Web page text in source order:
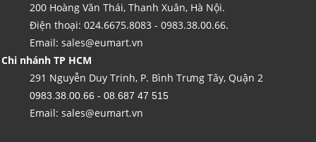
200 Hoàng Văn Thái, Thanh Xuân, Hà Nội.
Điện thoại: 024.6675.8083 - 0983.38.00.66.
Email: sales@eumart.vn
Chi nhánh TP HCM
291 Nguyễn Duy Trinh, P. Bình Trưng Tây, Quận 2
0983.38.00.66 - 08.687 47 515
Email: sales@eumart.vn